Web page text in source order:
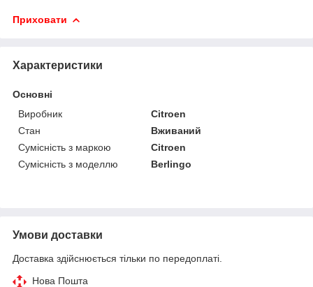
Приховати
Характеристики
Основні
Виробник
Citroen
Стан
Вживаний
Сумісність з маркою
Citroen
Сумісність з моделлю
Berlingo
Умови доставки
Доставка здійснюється тільки по передоплаті.
Нова Пошта